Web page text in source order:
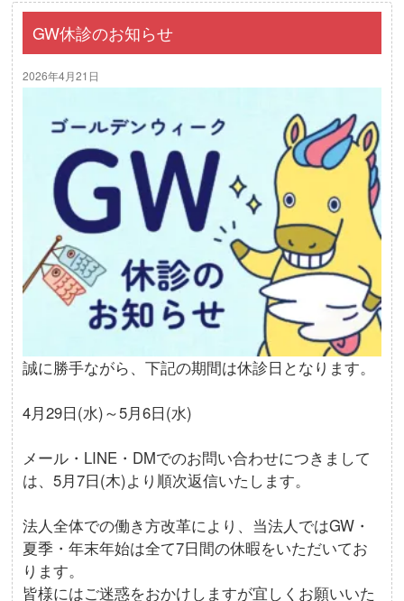
GW休診のお知らせ
2026年4月21日
誠に勝手ながら、下記の期間は休診日となります。
4月29日(水)～5月6日(水)
メール・LINE・DMでのお問い合わせにつきまして
は、5月7日(木)より順次返信いたします。
法人全体での働き方改革により、当法人ではGW・
夏季・年末年始は全て7日間の休暇をいただいてお
ります。
皆様にはご迷惑をおかけしますが宜しくお願いいた